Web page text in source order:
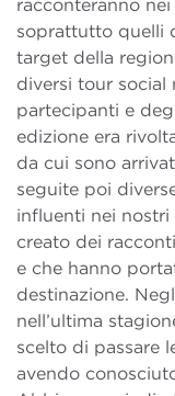
racconteranno
soprattutto quelli
target della
diversi tour social
partecipanti e
edizione era
da cui sono
seguite poi
influenti nei
creato dei
e che hanno
destinazione.
nell’ultima
scelto di passare
avendo